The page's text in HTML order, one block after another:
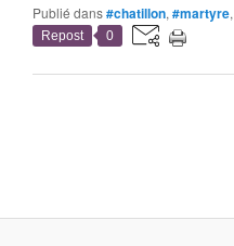
Publié dans#chatillon, #martyre,
Repost 0